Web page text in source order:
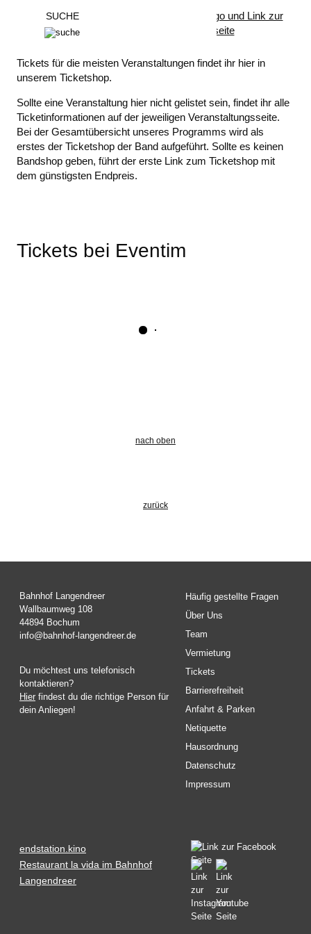
GESAMTPROGRAMM
Wort & Bühne
Politik & Gesellschaft
Party
ALLGEMEINE INFORMATIONEN
Tickets für die meisten Veranstaltungen findet ihr hier in
unserem Ticketshop.
Sollte eine Veranstaltung hier nicht gelistet sein, findet ihr alle
Ticketinformationen auf der jeweiligen Veranstaltungsseite.
Bei der Gesamtübersicht unseres Programms wird als
erstes der Ticketshop der Band aufgeführt. Sollte es keinen
Bandshop geben, führt der erste Link zum Ticketshop mit
dem günstigsten Endpreis.
Tickets bei Eventim
nach oben
zurück
Bahnhof Langendreer
Wallbaumweg 108
44894 Bochum
info@bahnhof-langendreer.de
Du möchtest uns telefonisch
kontaktieren?
Hier findest du die richtige Person für
dein Anliegen!
Häufig gestellte Fragen
Über Uns
Team
Vermietung
Tickets
Barrierefreiheit
Anfahrt & Parken
Netiquette
Hausordnung
Datenschutz
Impressum
endstation.kino
Restaurant la vida im Bahnhof
Langendreer